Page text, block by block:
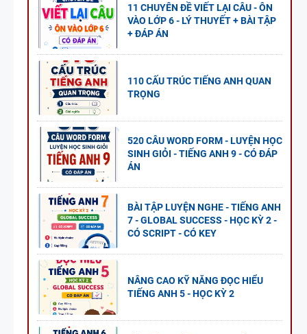
11 CHUYÊN ĐỀ VIẾT LẠI CÂU - ÔN
VÀO LỚP 6 - LÝ THUYẾT + BÀI TẬP
+ ĐÁP ÁN
110 CẤU TRÚC TIẾNG ANH QUAN
TRỌNG
520 CÂU WORD FORM - LUYỆN HỌC
SINH GIỎI - TIẾNG ANH 9 - CÓ ĐÁP
ÁN
BÀI TẬP LUYỆN NGHE - TIẾNG ANH
7 - GLOBAL SUCCESS - HỌC KỲ 2 -
CÓ SCRIPT - CÓ KEY
NÂNG CAO KỸ NĂNG ĐỌC HIỂU
TIẾNG ANH 5 - HỌC KỲ 2